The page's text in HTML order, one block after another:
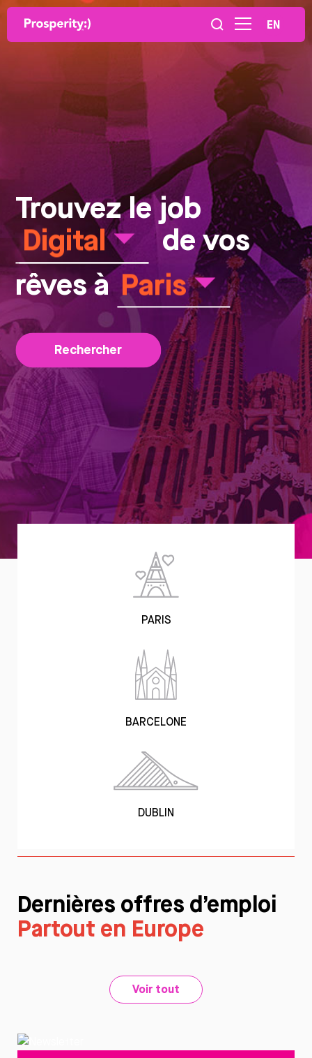
EN
Trouvez le job
Digital
de vos
rêves àParis
Rechercher
PARIS
BARCELONE
DUBLIN
Dernières offres d’emploi
Partout en Europe
Voir tout